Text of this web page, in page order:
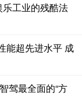
工业的残酷法
能超先进水平 成
驾最全面的“方